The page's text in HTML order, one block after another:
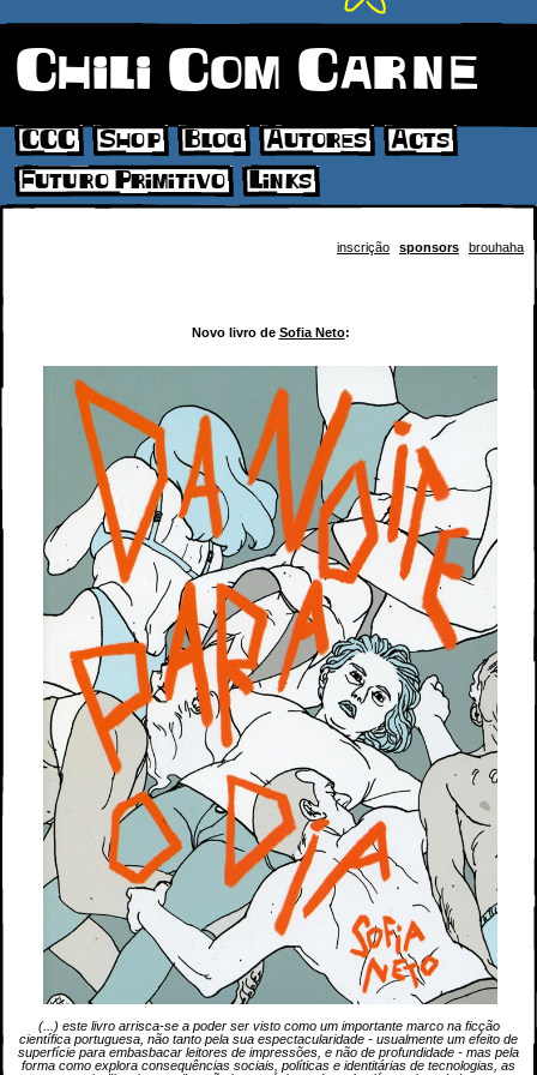
Chili Com Carne
CCC Shop Blog Autores
Acts
Futuro Primitivo
Links
inscrição sponsors brouhaha
Novo livro de Sofia Neto:
(...) este livro arrisca-se a poder ser visto como um importante marco na ficção
científica portuguesa, não tanto pela sua espectacularidade - usualmente um efeito de
superfície para embasbacar leitores de impressões, e não de profundidade - mas pela
forma como explora consequências sociais, políticas e identitárias de tecnologias, as